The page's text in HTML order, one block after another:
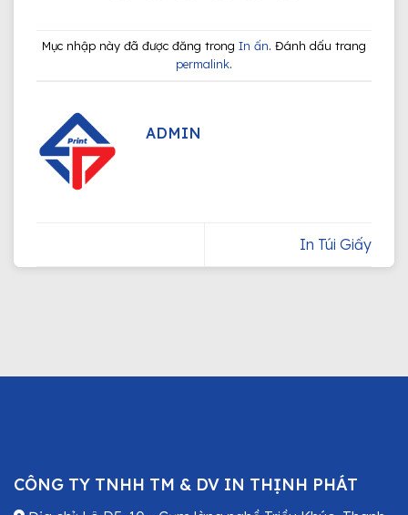
Mục nhập này đã được đăng trong In ấn. Đánh dấu trang
permalink.
ADMIN
In Túi Giấy
CÔNG TY TNHH TM & DV IN THỊNH PHÁT